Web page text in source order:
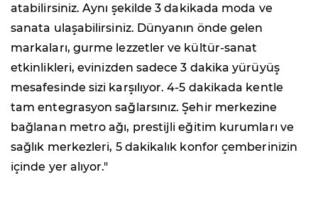
atabilirsiniz. Aynı şekilde 3 dakikada moda ve
sanata ulaşabilirsiniz. Dünyanın önde gelen
markaları, gurme lezzetler ve kültür-sanat
etkinlikleri, evinizden sadece 3 dakika yürüyüş
mesafesinde sizi karşılıyor. 4-5 dakikada kentle
tam entegrasyon sağlarsınız. Şehir merkezine
bağlanan metro ağı, prestijli eğitim kurumları ve
sağlık merkezleri, 5 dakikalık konfor çemberinizin
içinde yer alıyor."